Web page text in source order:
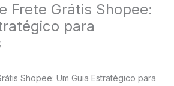
Frete Grátis Shopee:
para
Shopee: Um Guia Estratégico para